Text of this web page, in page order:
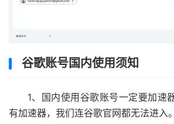
谷歌账号国内使用须知
1、国内使用谷歌账号一定要加速
有加速器，我们连谷歌官网都无法进入。